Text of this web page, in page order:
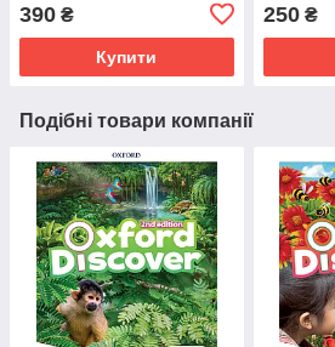
390 ₴
Купити
250₴
Подібні товари компанії